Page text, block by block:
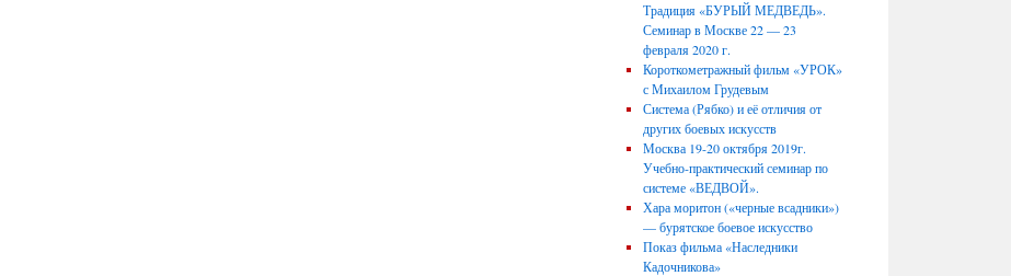
Традиция «БУРЫЙ МЕДВЕДЬ».
Семинар в Москве 22 — 23
февраля 2020 г.
Короткометражный фильм «УРОК»
с Михаилом Грудевым
Система (Рябко) и её отличия от
других боевых искусств
Москва 19-20 октября 2019г.
Учебно-практический семинар по
системе «ВЕДВОЙ».
Хара моритон («черные всадники»)
— бурятское боевое искусство
Показ фильма «Наследники
Кадочникова»